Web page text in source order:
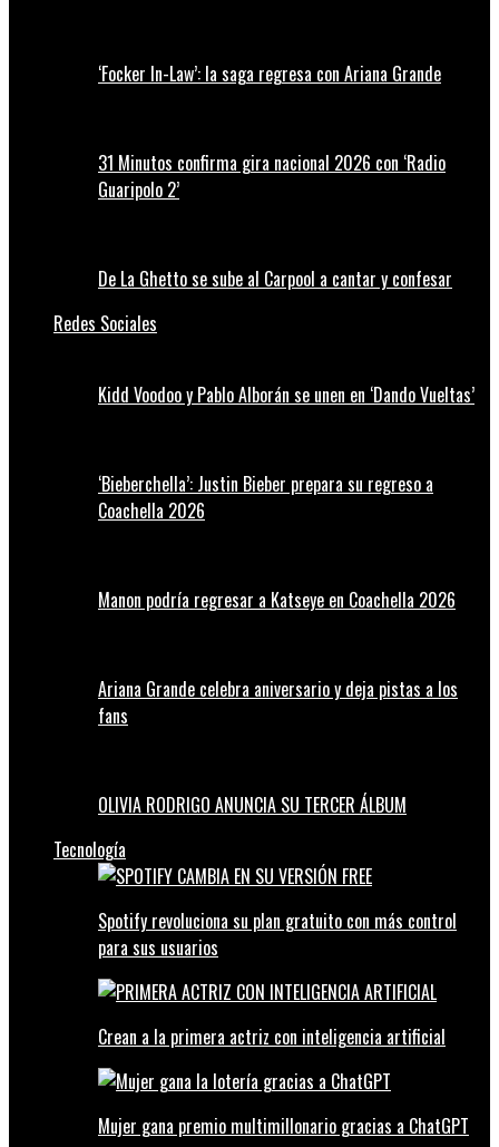
‘Focker In-Law’: la saga regresa con Ariana Grande
31 Minutos confirma gira nacional 2026 con ‘Radio
Guaripolo 2’
De La Ghetto se sube al Carpool a cantar y confesar
Redes Sociales
Kidd Voodoo y Pablo Alborán se unen en ‘Dando Vueltas’
‘Bieberchella’: Justin Bieber prepara su regreso a
Coachella 2026
Manon podría regresar a Katseye en Coachella 2026
Ariana Grande celebra aniversario y deja pistas a los
fans
OLIVIA RODRIGO ANUNCIA SU TERCER ÁLBUM
Tecnología
Spotify revoluciona su plan gratuito con más control
para sus usuarios
Crean a la primera actriz con inteligencia artificial
Mujer gana premio multimillonario gracias a ChatGPT